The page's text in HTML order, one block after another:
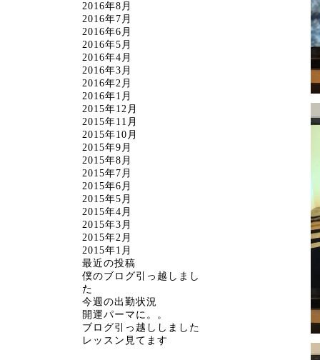
2016年8月
2016年7月
2016年6月
2016年5月
2016年4月
2016年3月
2016年2月
2016年1月
2015年12月
2015年11月
2015年10月
2015年9月
2015年8月
2015年7月
2015年6月
2015年5月
2015年4月
2015年3月
2015年2月
2015年1月
最近の投稿
僕のブログ引っ越しまし
た
今週の出勤状況
開運パーマに。。
ブログ引っ越ししました
レッスン見てます